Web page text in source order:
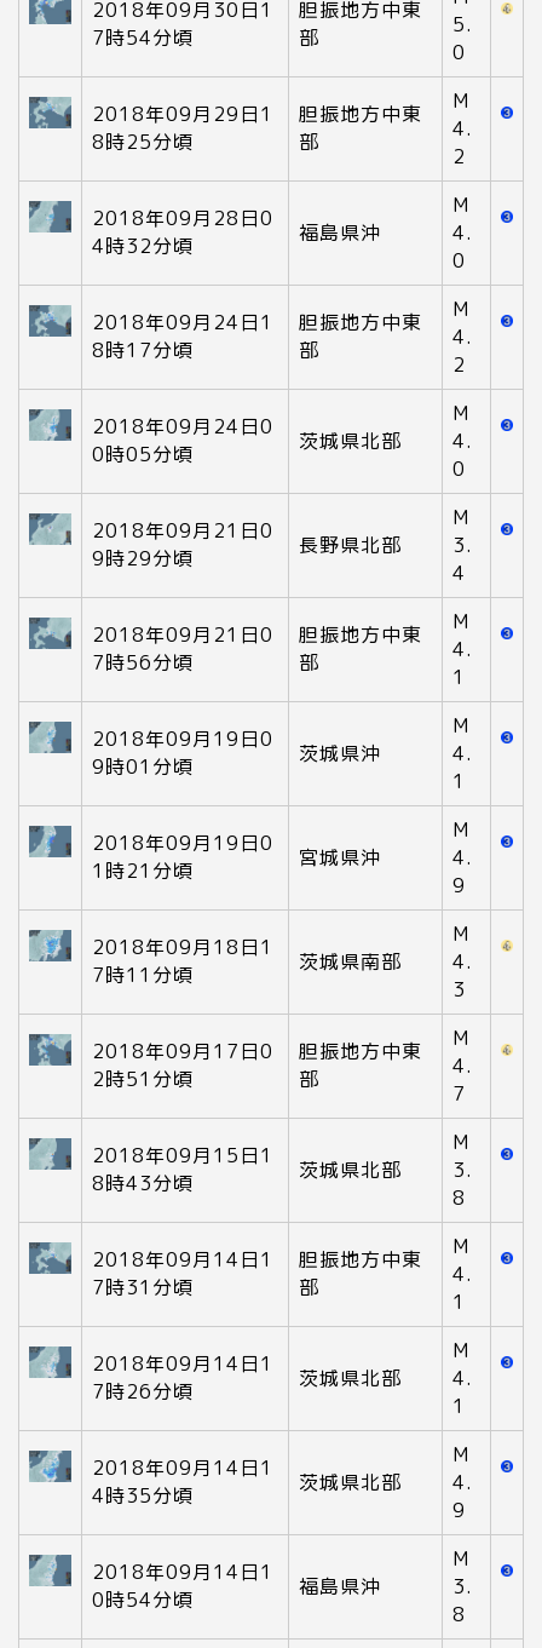
2018年09月30日1
7時54分頃
胆振地方中東
部
5.
0
2018年09月29日1
8時25分頃
胆振地方中東
部
M
4.
2
2018年09月28日0
4時32分頃
福島県沖
M
4.
0
2018年09月24日1
8時17分頃
胆振地方中東
部
M
4.
2
2018年09月24日0
0時05分頃
茨城県北部
M
4.
0
2018年09月21日0
9時29分頃
長野県北部
M
3.
4
2018年09月21日0
7時56分頃
胆振地方中東
部
M
4.
1
2018年09月19日0
9時01分頃
茨城県沖
M
4.
1
2018年09月19日0
1時21分頃
宮城県沖
M
4.
9
2018年09月18日1
7時11分頃
茨城県南部
M
4.
3
2018年09月17日0
2時51分頃
胆振地方中東
部
M
4.
7
2018年09月15日1
8時43分頃
茨城県北部
M
3.
8
2018年09月14日1
7時31分頃
胆振地方中東
部
M
4.
1
2018年09月14日1
7時26分頃
茨城県北部
M
4.
1
2018年09月14日1
4時35分頃
茨城県北部
M
4.
9
2018年09月14日1
0時54分頃
福島県沖
M
3.
8